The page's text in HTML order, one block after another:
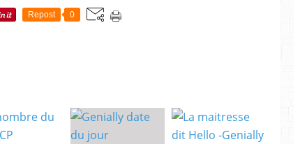
Repost 0